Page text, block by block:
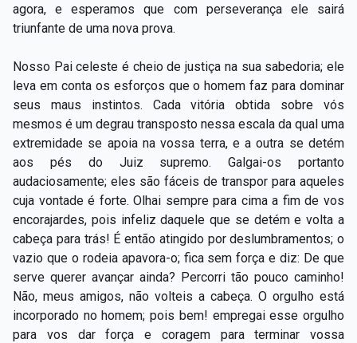
agora, e esperamos que com perseverança ele sairá
triunfante de uma nova prova.
Nosso Pai celeste é cheio de justiça na sua sabedoria; ele
leva em conta os esforços que o homem faz para dominar
seus maus instintos. Cada vitória obtida sobre vós
mesmos é um degrau transposto nessa escala da qual uma
extremidade se apoia na vossa terra, e a outra se detém
aos pés do Juiz supremo. Galgai-os portanto
audaciosamente; eles são fáceis de transpor para aqueles
cuja vontade é forte. Olhai sempre para cima a fim de vos
encorajardes, pois infeliz daquele que se detém e volta a
cabeça para trás! É então atingido por deslumbramentos; o
vazio que o rodeia apavora-o; fica sem força e diz: De que
serve querer avançar ainda? Percorri tão pouco caminho!
Não, meus amigos, não volteis a cabeça. O orgulho está
incorporado no homem; pois bem! empregai esse orgulho
para vos dar força e coragem para terminar vossa